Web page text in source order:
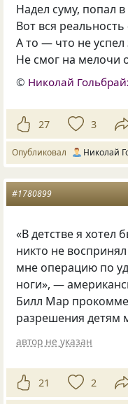
Надел суму, попал
Вот вся
А то — что не успел
Не смог на мелочи
© Николай
27 3
Опубликовал Николай
#1780899
«В детстве я хотел
никто не
мне операцию по
ноги», —
Билл Мар
разрешения детям
автор не указан
21 2